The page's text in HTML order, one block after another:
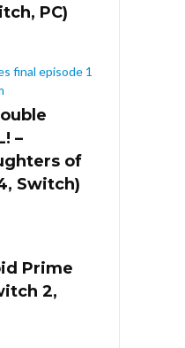
PC)
–
of
Switch)
Prime
2,